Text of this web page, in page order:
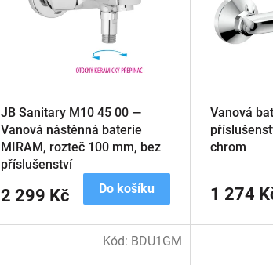
JB Sanitary M10 45 00 —
Vanová nástěnná baterie
MIRAM, rozteč 100 mm, bez
příslušenství
2 299 Kč Do košíku
Vanová
chrom
1 274
Kód: BDU1GM